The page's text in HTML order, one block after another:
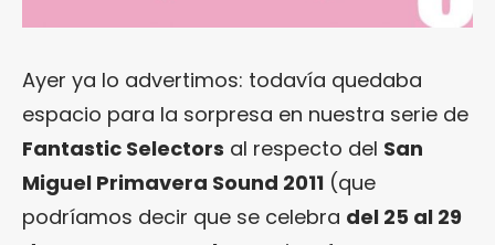
Ayer ya lo advertimos: todavía quedaba
espacio para la sorpresa en nuestra serie de
Fantastic Selectors al respecto del San
Miguel Primavera Sound 2011 (que
podríamos decir que se celebra del 25 al 29